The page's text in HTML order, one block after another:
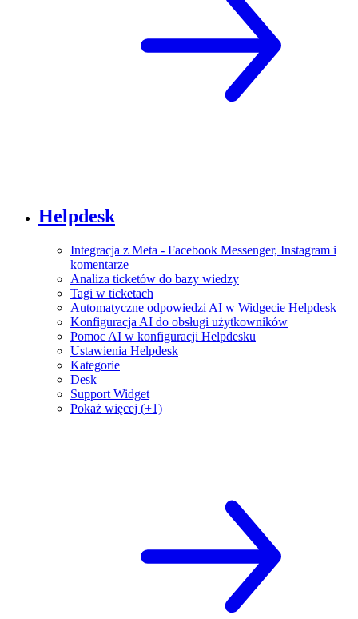
Helpdesk
Integracja z Meta - Facebook Messenger, Instagram i
komentarze
Analiza ticketów do bazy wiedzy
Tagi w ticketach
Automatyczne odpowiedzi AI w Widgecie Helpdesk
Konfiguracja AI do obsługi użytkowników
Pomoc AI w konfiguracji Helpdesku
Ustawienia Helpdesk
Kategorie
Desk
Support Widget
Pokaż więcej (+1)